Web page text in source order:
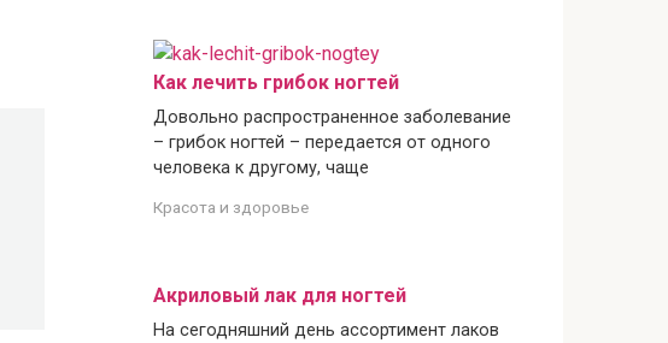
Как лечить грибок ногтей
Довольно распространенное заболевание
– грибок ногтей – передается от одного
человека к другому, чаще
Красота и здоровье
Акриловый лак для ногтей
На сегодняшний день ассортимент лаков